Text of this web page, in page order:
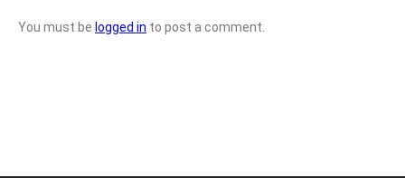
You must be logged in to post a comment.